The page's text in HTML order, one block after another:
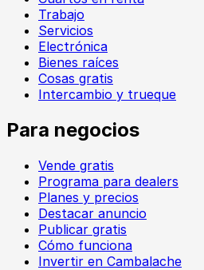
Trabajo
Servicios
Electrónica
Bienes raíces
Cosas gratis
Intercambio y trueque
Para negocios
Vende gratis
Programa para dealers
Planes y precios
Destacar anuncio
Publicar gratis
Cómo funciona
Invertir en Cambalache